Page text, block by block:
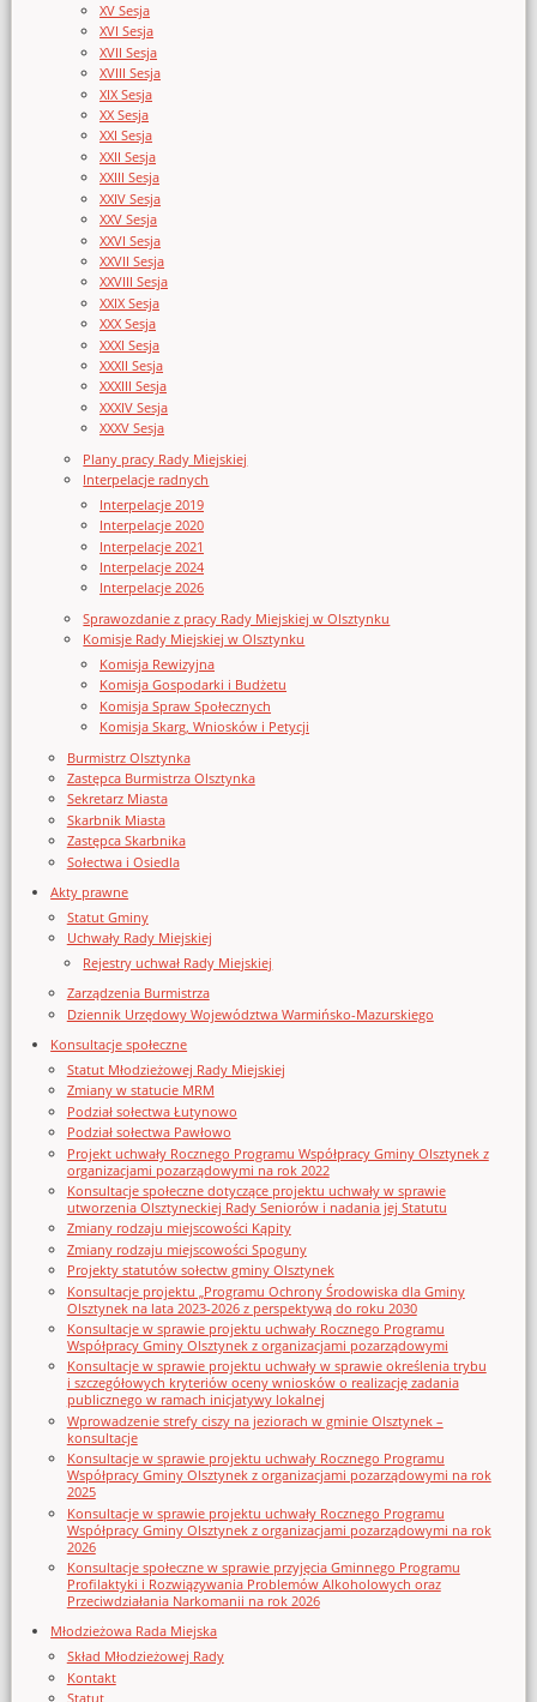
XV Sesja
XVI Sesja
XVII Sesja
XVIII Sesja
XIX Sesja
XX Sesja
XXI Sesja
XXII Sesja
XXIII Sesja
XXIV Sesja
XXV Sesja
XXVI Sesja
XXVII Sesja
XXVIII Sesja
XXIX Sesja
XXX Sesja
XXXI Sesja
XXXII Sesja
XXXIII Sesja
XXXIV Sesja
XXXV Sesja
Plany pracy Rady Miejskiej
Interpelacje radnych
Interpelacje 2019
Interpelacje 2020
Interpelacje 2021
Interpelacje 2024
Interpelacje 2026
Sprawozdanie z pracy Rady Miejskiej w Olsztynku
Komisje Rady Miejskiej w Olsztynku
Komisja Rewizyjna
Komisja Gospodarki i Budżetu
Komisja Spraw Społecznych
Komisja Skarg, Wniosków i Petycji
Burmistrz Olsztynka
Zastępca Burmistrza Olsztynka
Sekretarz Miasta
Skarbnik Miasta
Zastępca Skarbnika
Sołectwa i Osiedla
Akty prawne
Statut Gminy
Uchwały Rady Miejskiej
Rejestry uchwał Rady Miejskiej
Zarządzenia Burmistrza
Dziennik Urzędowy Województwa Warmińsko-Mazurskiego
Konsultacje społeczne
Statut Młodzieżowej Rady Miejskiej
Zmiany w statucie MRM
Podział sołectwa Łutynowo
Podział sołectwa Pawłowo
Projekt uchwały Rocznego Programu Współpracy Gminy Olsztynek z
organizacjami pozarządowymi na rok 2022
Konsultacje społeczne dotyczące projektu uchwały w sprawie
utworzenia Olsztyneckiej Rady Seniorów i nadania jej Statutu
Zmiany rodzaju miejscowości Kąpity
Zmiany rodzaju miejscowości Spoguny
Projekty statutów sołectw gminy Olsztynek
Konsultacje projektu „Programu Ochrony Środowiska dla Gminy
Olsztynek na lata 2023-2026 z perspektywą do roku 2030
Konsultacje w sprawie projektu uchwały Rocznego Programu
Współpracy Gminy Olsztynek z organizacjami pozarządowymi
Konsultacje w sprawie projektu uchwały w sprawie określenia trybu
i szczegółowych kryteriów oceny wniosków o realizację zadania
publicznego w ramach inicjatywy lokalnej
Wprowadzenie strefy ciszy na jeziorach w gminie Olsztynek –
konsultacje
Konsultacje w sprawie projektu uchwały Rocznego Programu
Współpracy Gminy Olsztynek z organizacjami pozarządowymi na rok
2025
Konsultacje w sprawie projektu uchwały Rocznego Programu
Współpracy Gminy Olsztynek z organizacjami pozarządowymi na rok
2026
Konsultacje społeczne w sprawie przyjęcia Gminnego Programu
Profilaktyki i Rozwiązywania Problemów Alkoholowych oraz
Przeciwdziałania Narkomanii na rok 2026
Młodzieżowa Rada Miejska
Skład Młodzieżowej Rady
Kontakt
Statut